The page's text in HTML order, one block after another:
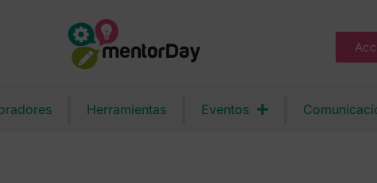
Herramientas Eventos